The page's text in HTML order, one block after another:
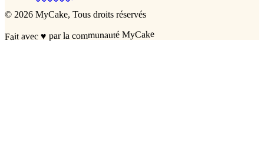
© 2026 MyCake, Tous droits réservés
Fait avec♥ par la communauté MyCake